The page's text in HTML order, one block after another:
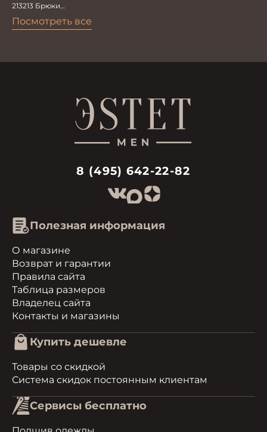
Посмотреть все
213213 Брюки
8 (495) 642-22-82
Полезная информация
О магазине
Возврат и гарантии
Правила сайта
Таблица размеров
Владелец сайта
Контакты и магазины
Купить дешевле
Товары со скидкой
Система скидок постоянным клиентам
Сервисы бесплатно